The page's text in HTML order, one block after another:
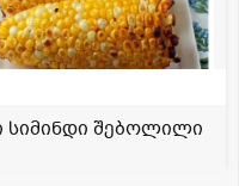
შებოლილი